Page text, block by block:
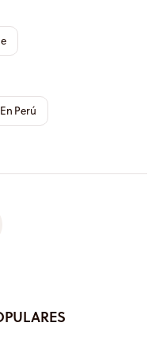
Perú